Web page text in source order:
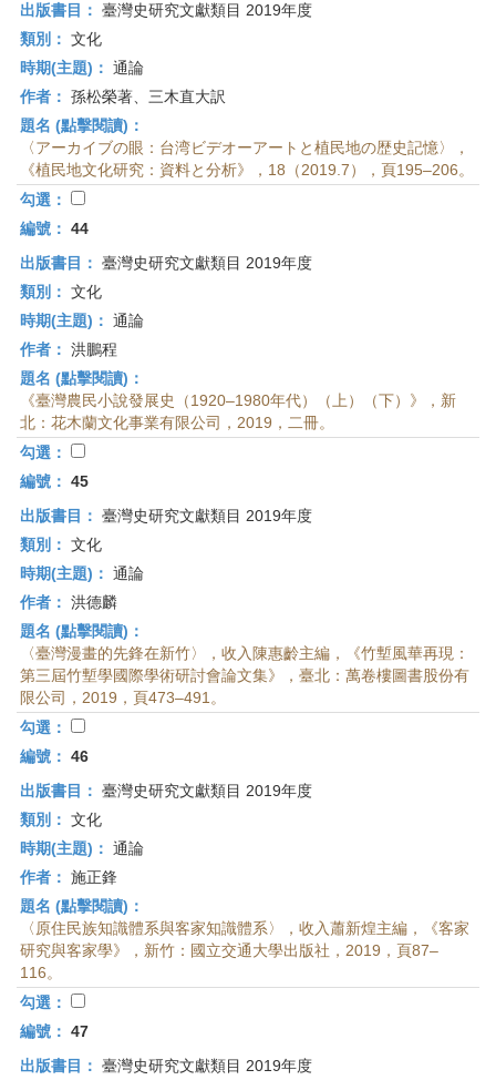
出版書目： 臺灣史研究文獻類目 2019年度
類別： 文化
時期(主題)： 通論
作者： 孫松榮著、三木直大訳
題名 (點擊閱讀)：
〈アーカイブの眼：台湾ビデオーアートと植民地の歴史記憶〉，
《植民地文化研究：資料と分析》，18（2019.7），頁195–206。
勾選：
編號： 44
出版書目： 臺灣史研究文獻類目 2019年度
類別： 文化
時期(主題)： 通論
作者： 洪鵬程
題名 (點擊閱讀)：
《臺灣農民小說發展史（1920–1980年代）（上）（下）》，新
北：花木蘭文化事業有限公司，2019，二冊。
勾選：
編號： 45
出版書目： 臺灣史研究文獻類目 2019年度
類別： 文化
時期(主題)： 通論
作者： 洪德麟
題名 (點擊閱讀)：
〈臺灣漫畫的先鋒在新竹〉，收入陳惠齡主編，《竹塹風華再現：
第三屆竹塹學國際學術研討會論文集》，臺北：萬卷樓圖書股份有
限公司，2019，頁473–491。
勾選：
編號： 46
出版書目： 臺灣史研究文獻類目 2019年度
類別： 文化
時期(主題)： 通論
作者： 施正鋒
題名 (點擊閱讀)：
〈原住民族知識體系與客家知識體系〉，收入蕭新煌主編，《客家
研究與客家學》，新竹：國立交通大學出版社，2019，頁87–
116。
勾選：
編號： 47
出版書目： 臺灣史研究文獻類目 2019年度